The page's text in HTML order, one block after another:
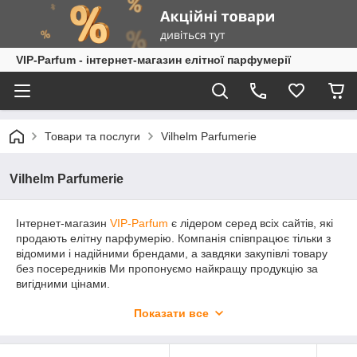
VIP-Parfum - інтернет-магазин елітної парфумерії
Товари та послуги Vilhelm Parfumerie
Vilhelm Parfumerie
Інтернет-магазин VIP-Parfum є лідером серед всіх сайтів, які
продають елітну парфумерію. Компанія співпрацює тільки з
відомими і надійними брендами, а завдяки закупівлі товару
без посередників Ми пропонуємо найкращу продукцію за
вигідними цінами.
приємна покупка як для жінки, так і чоловіки
Показати все